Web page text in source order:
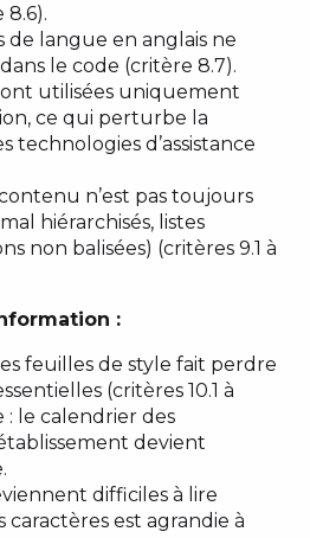
de langue en anglais ne
le code (critère 8.7).
utilisées uniquement
ce qui perturbe la
technologies d’assistance
n’est pas toujours
hiérarchisés, listes
non balisées) (critères 9.1 à
:
feuilles de style fait perdre
(critères 10.1 à
: le calendrier des
devient
difficiles à lire
est agrandie à